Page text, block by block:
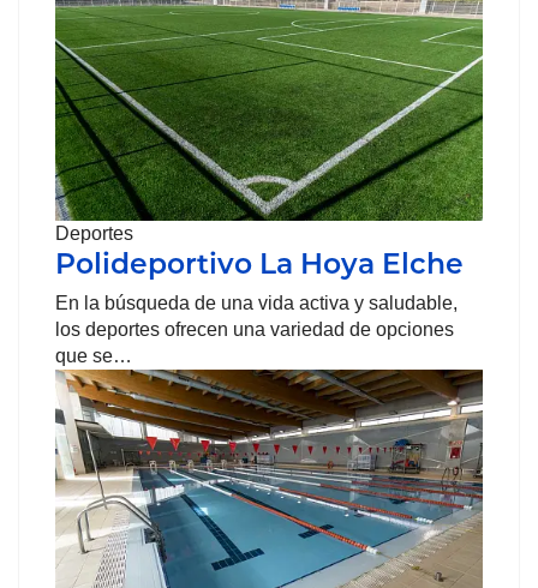
Deportes
Polideportivo La Hoya Elche
En la búsqueda de una vida activa y saludable,
los deportes ofrecen una variedad de opciones
que se…